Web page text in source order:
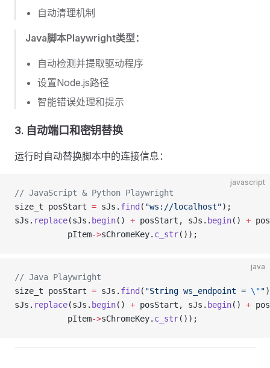
自动清理机制
Java脚本Playwright类型：
自动检测并提取驱动程序
设置Node.js路径
智能错误处理和提示
3. 自动端口和密钥替换
运行时自动替换脚本中的连接信息：
javascript
// JavaScript & Python Playwright
size_t posStart = sJs. find ( "ws://localhost");
sJs. replace(sJs. begin() + posStart, sJs. begin() +
           pItem
->sChromeKey. c_str());
java
// Java Playwright
size_t posStart = sJs. find ( "String ws_endpoint = \""
sJs. replace(sJs. begin() + posStart, sJs. begin() +
           pItem
->sChromeKey. c_str());